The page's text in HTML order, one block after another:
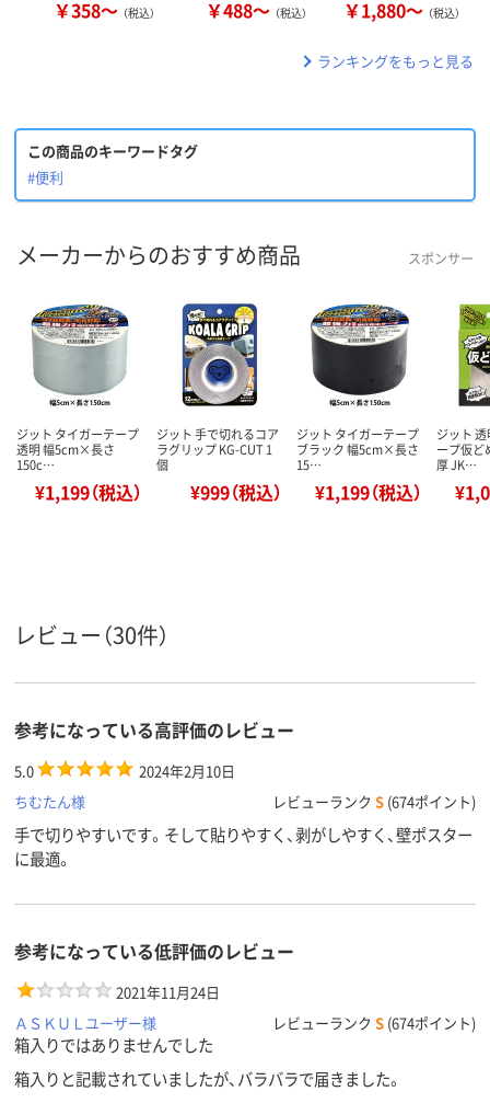
￥358～ （税込） ￥488～ （税込） ￥1,880～ （税込）
ランキングをもっと見る
この商品のキーワードタグ
#便利
メーカーからのおすすめ商品 スポンサー
ジット タイガーテープ
透明 幅5cm×長さ
150c…
¥1,199（税込）
ジット 手で切れるコア
ラグリップ KG-CUT 1
個
¥999（税込）
ジット タイガーテープ
ブラック 幅5cm×長さ
15…
¥1,199（税込）
ジット
ープ仮ど
厚 JK…
レビュー（30件）
参考になっている高評価のレビュー
5.0
2024年2月10日
ちむたん様
レビューランク S (674ポイント)
手で切りやすいです。そして貼りやすく、剥がしやすく、壁ポスター
に最適。
参考になっている低評価のレビュー
2021年11月24日
ＡＳＫＵＬユーザー様
レビューランク S (674ポイント)
箱入りではありませんでした
箱入りと記載されていましたが、バラバラで届きました。